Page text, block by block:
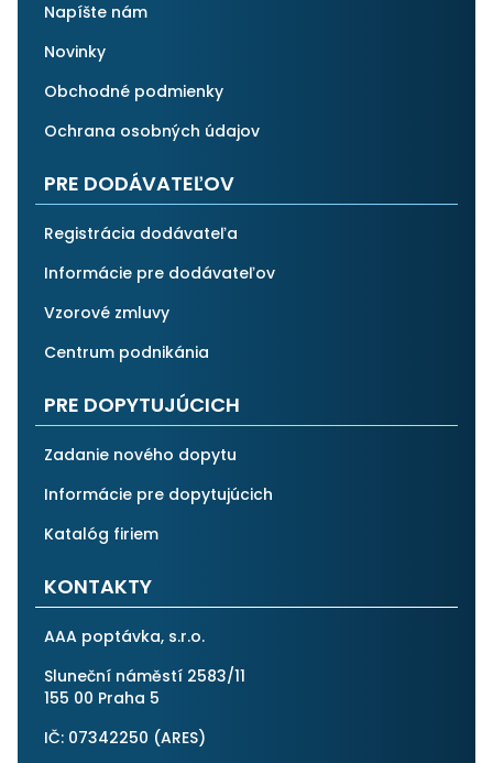
Napíšte nám
Novinky
Obchodné podmienky
Ochrana osobných údajov
PRE DODÁVATEĽOV
Registrácia dodávateľa
Informácie pre dodávateľov
Vzorové zmluvy
Centrum podnikánia
PRE DOPYTUJÚCICH
Zadanie nového dopytu
Informácie pre dopytujúcich
Katalóg firiem
KONTAKTY
AAA poptávka, s.r.o.
Sluneční náměstí 2583/11
155 00 Praha 5
IČ: 07342250 (ARES)